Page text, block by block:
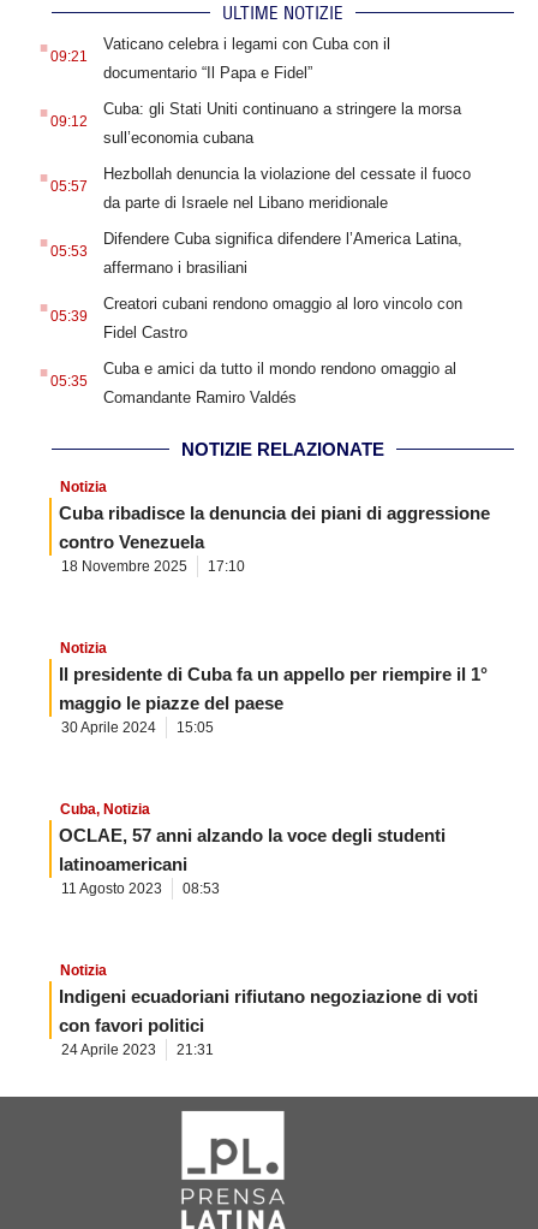
ULTIME NOTIZIE
.09:21
Vaticano celebra i legami con Cuba con il
documentario “Il Papa e Fidel”
.09:12
Cuba: gli Stati Uniti continuano a stringere la morsa
sull’economia cubana
.05:57
Hezbollah denuncia la violazione del cessate il fuoco
da parte di Israele nel Libano meridionale
.05:53
Difendere Cuba significa difendere l’America Latina,
affermano i brasiliani
.05:39
Creatori cubani rendono omaggio al loro vincolo con
Fidel Castro
.05:35
Cuba e amici da tutto il mondo rendono omaggio al
Comandante Ramiro Valdés
NOTIZIE RELAZIONATE
Notizia
Cuba ribadisce la denuncia dei piani di aggressione
contro Venezuela
18 Novembre 2025 17:10
Notizia
Il presidente di Cuba fa un appello per riempire il 1°
maggio le piazze del paese
30 Aprile 2024 15:05
Cuba, Notizia
OCLAE, 57 anni alzando la voce degli studenti
latinoamericani
11 Agosto 2023 08:53
Notizia
Indigeni ecuadoriani rifiutano negoziazione di voti
con favori politici
24 Aprile 2023 21:31